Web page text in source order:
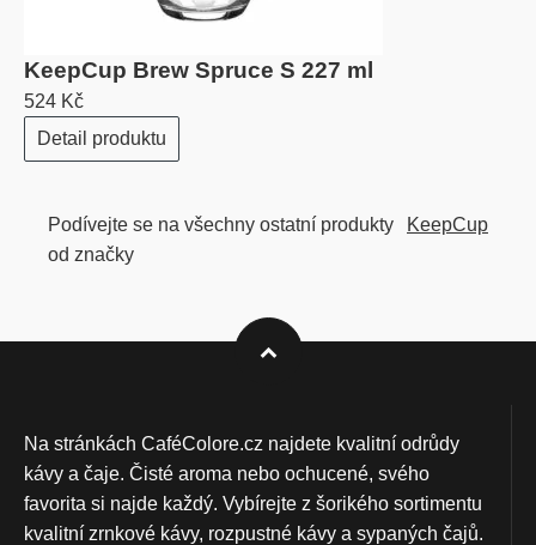
KeepCup Brew Spruce S 227 ml
524 Kč
Detail produktu
Podívejte se na všechny ostatní produkty
od značky
KeepCup
Na stránkách CaféColore.cz najdete kvalitní odrůdy
kávy a čaje. Čisté aroma nebo ochucené, svého
favorita si najde každý. Vybírejte z šorikého sortimentu
kvalitní zrnkové kávy, rozpustné kávy a sypaných čajů.